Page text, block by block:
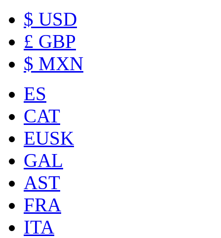
$ USD
£ GBP
$ MXN
ES
CAT
EUSK
GAL
AST
FRA
ITA